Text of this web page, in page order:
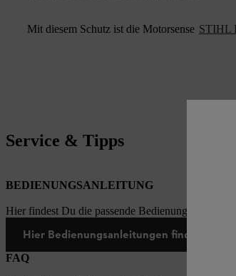
Mit diesem Schutz ist die Motorsense STIHL
Service & Tipps
BEDIENUNGSANLEITUNG
Hier findest Du die passende
Hier Bedienungsanleitungen finden
FAQ